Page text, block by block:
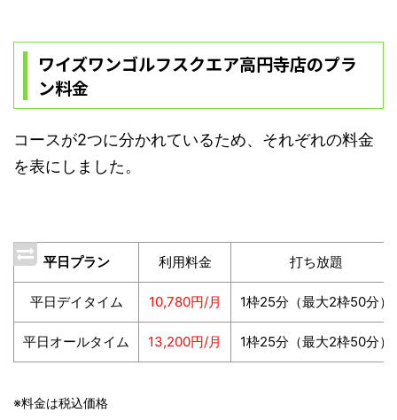
ワイズワンゴルフスクエア高円寺店のプラ
ン料金
コースが2つに分かれているため、それぞれの料金
を表にしました。
平日プラン 利用料金 打ち放題
平日デイタイム 10,780円/月 1枠25分（最大2枠50分）
平日オールタイム 13,200円/月 1枠25分（最大2枠50分）
※料金は税込価格